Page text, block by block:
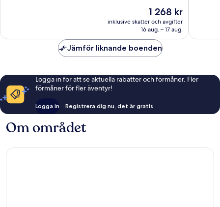
Priset
1 268 kr
1 268 kr
inklusive skatter och avgifter
16 aug. – 17 aug.
Jämför liknande boenden
Logga in för att se aktuella rabatter och förmåner. Fler
förmåner för fler äventyr!
Logga in Registrera dig nu, det är gratis
Om området